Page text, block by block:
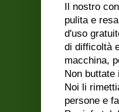
Il nostro
pulita e
d'uso
di difficoltà
macchina,
Non
Noi li
persone e